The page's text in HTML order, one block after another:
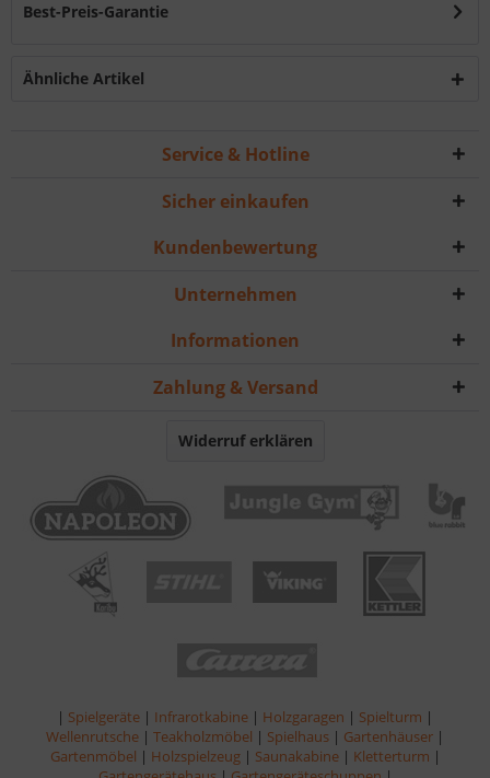
Best-Preis-Garantie
Ähnliche Artikel
Service & Hotline
Sicher einkaufen
Kundenbewertung
Unternehmen
Informationen
Zahlung & Versand
Widerruf erklären
| Spielgeräte | Infrarotkabine | Holzgaragen | Spielturm |
Wellenrutsche | Teakholzmöbel | Spielhaus | Gartenhäuser |
Gartenmöbel | Holzspielzeug | Saunakabine | Kletterturm |